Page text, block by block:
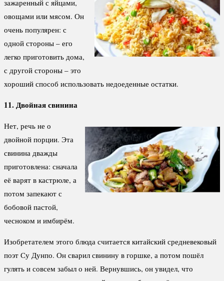
зажаренный с яйцами,
овощами или мясом. Он
очень популярен: с
одной стороны – его
легко приготовить дома,
с другой стороны – это
хороший способ использовать недоеденные остатки.
11. Двойная свинина
Нет, речь не о
двойной порции. Эта
свинина дважды
приготовлена: сначала
её варят в кастрюле, а
потом запекают с
бобовой пастой,
чесноком и имбирём.
Изобретателем этого блюда считается китайский средневековый
поэт Су Дунпо. Он сварил свинину в горшке, а потом пошёл
гулять и совсем забыл о ней. Вернувшись, он увидел, что